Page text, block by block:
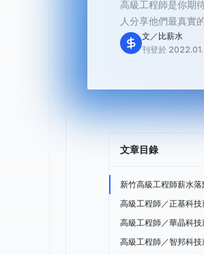
高級工程師是你期
人分享他們最真實
文／比薪水
刊登於
文章目錄
新竹高級工程師薪水落
高級工程師／正基科技
高級工程師／華晶科技
高級工程師／智邦科技